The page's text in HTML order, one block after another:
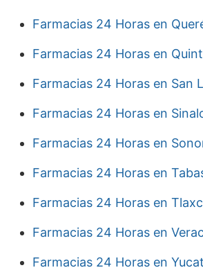
Farmacias 24 Horas en
Farmacias 24 Horas en
Farmacias 24 Horas en San
Farmacias 24 Horas en
Farmacias 24 Horas en
Farmacias 24 Horas en
Farmacias 24 Horas en
Farmacias 24 Horas en
Farmacias 24 Horas en